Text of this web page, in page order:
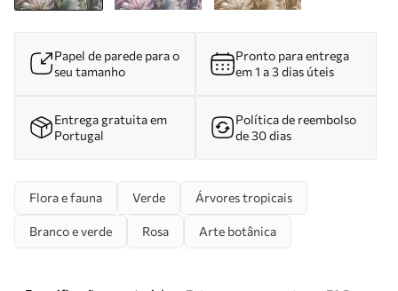
Papel de parede para o
seu tamanho
Pronto para entrega
em 1 a 3 dias úteis
Entrega gratuita em
Portugal
Política de reembolso
de 30 dias
Flora e fauna Verde Árvores tropicais
Branco e verde Rosa Arte botânica